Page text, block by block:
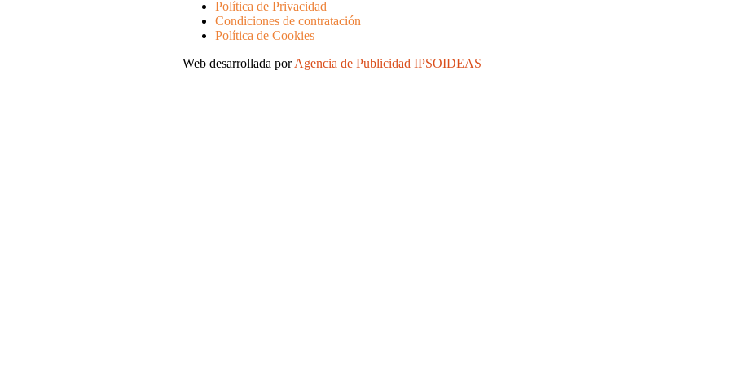
Política de Privacidad
Condiciones de contratación
Política de Cookies
Web desarrollada porAgencia de Publicidad IPSOIDEAS